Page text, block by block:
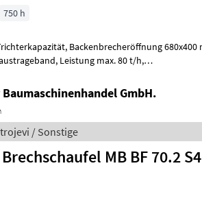
750 h
Leistung max. 80 t/h,
GmbH.
/ Sonstige
MB BF 70.2 S4